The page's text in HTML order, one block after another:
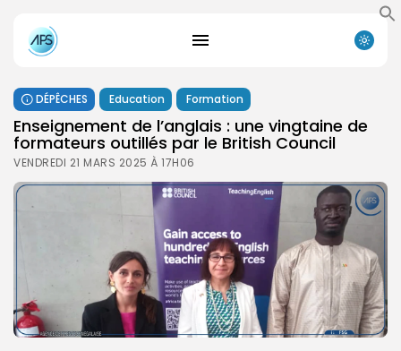
DÉPÊCHES Education Formation
Enseignement de l’anglais : une vingtaine de
formateurs outillés par le British Council
VENDREDI 21 MARS 2025 À 17H06